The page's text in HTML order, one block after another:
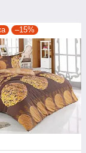
–15%